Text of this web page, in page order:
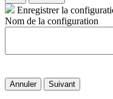
Enregistrer la
Nom de la configuration
Annuler Suivant